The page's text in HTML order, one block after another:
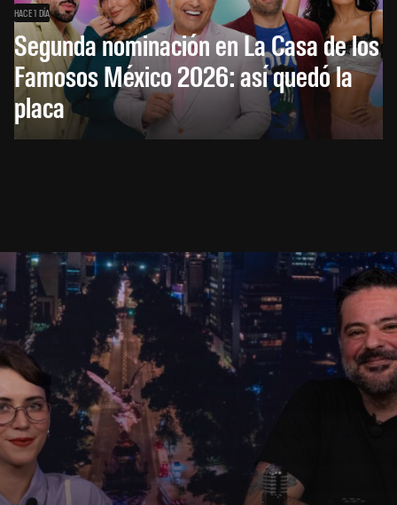
HACE 1 DÍA
Segunda nominación en La Casa de los
Famosos México 2026: así quedó la
placa